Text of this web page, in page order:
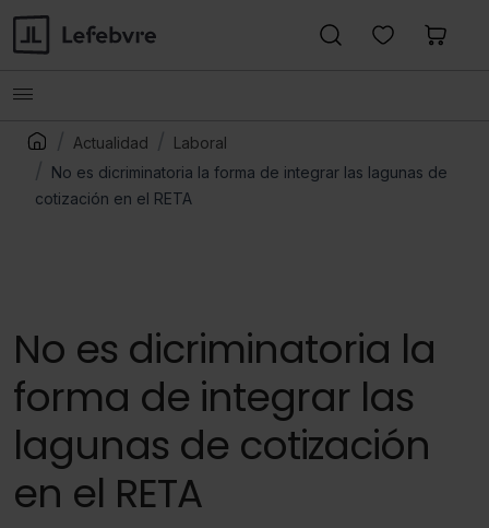
Actualidad
Laboral
No es dicriminatoria la forma de integrar las lagunas de
cotización en el RETA
No es dicriminatoria la
forma de integrar las
lagunas de cotización
en el RETA